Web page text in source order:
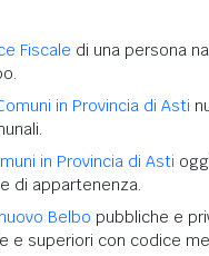
Fiscale di una persona
in Provincia di Asti
in Provincia di Asti
di appartenenza.
Belbo pubbliche e
e superiori con codice